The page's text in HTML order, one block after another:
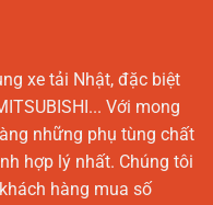
xe tải Nhật, đặc biệt
Với mong
những phụ tùng chất
hợp lý nhất. Chúng tôi
hàng mua số